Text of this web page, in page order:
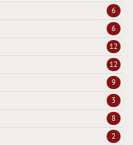
6
6
12
12
9
3
8
2